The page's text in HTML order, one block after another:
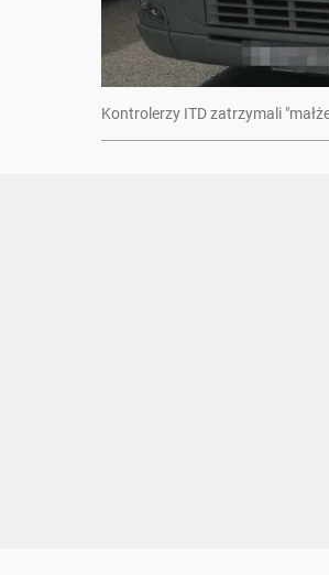
Kontrolerzy ITD zatrzymali